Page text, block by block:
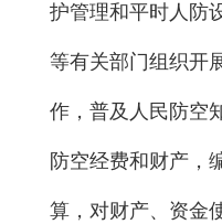
护管理和平时人防
等有关部门组织开
作，普及人民防空
防空经费和财产，
算，对财产、资金